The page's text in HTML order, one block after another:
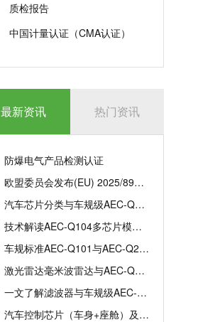
质检报告
中国计量认证（CMA认证）
最新资讯 热门资讯
防爆电气产品检测认证
欧盟委员会发布(EU) 2025/893，更新一系列标准
汽车芯片分类与车规级AEC-Q100认证
技术解读AEC-Q104多芯片模组MCM车规级认证
车规标准AEC-Q101与AEC-Q200有何区别？
激光雷达毫米波雷达与AEC-Q100/102认证解析
一文了解滤波器与车规级AEC-Q200认证
汽车控制芯片（车身+座舱）及车规芯片AEC-Q100测试认证